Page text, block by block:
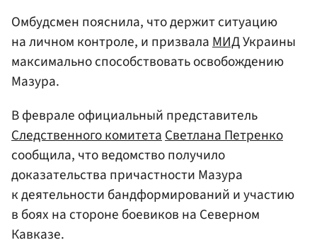
Омбудсмен пояснила, что держит ситуацию
на личном контроле, и призвалаМИДУкраины
максимально способствовать освобождению
Мазура.
В феврале официальный представитель
Следственного комитета Светлана Петренко
сообщила, что ведомство получило
доказательства причастности Мазура
к деятельности бандформирований и участию
в боях на стороне боевиков на Северном
Кавказе.